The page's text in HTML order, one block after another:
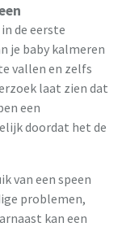
de eerste
je baby kalmeren
vallen en zelfs
laat zien dat
een
doordat het de
van een speen
problemen,
kan een